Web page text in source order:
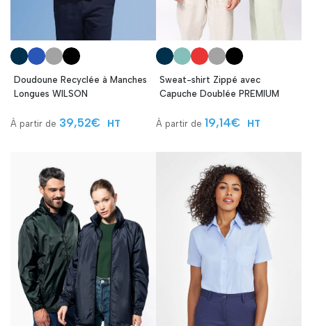
Doudoune Recyclée à Manches
Longues WILSON
39,52€ HT
Sweat-shirt Zippé avec
Capuche Doublée PREMIUM
19,14€ HT